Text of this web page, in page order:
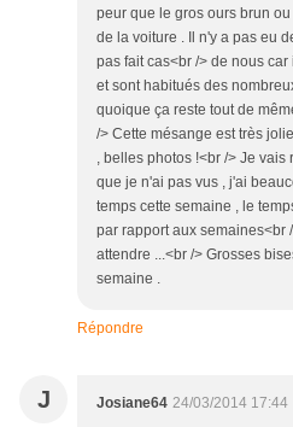
peur que le gros ours brun
de la voiture . Il n'y a pas eu
pas fait cas<br /> de nous
et sont habitués des
quoique ça reste tout de
/> Cette mésange est très
, belles photos !<br /> Je
que je n'ai pas vus , j'ai
temps cette semaine , le
par rapport aux semaines<br
attendre ...<br /> Grosses
semaine .
Répondre
J Josiane64 24/03/2014 17:44